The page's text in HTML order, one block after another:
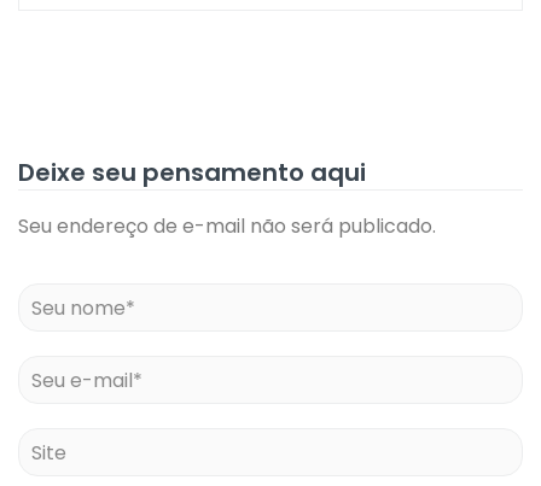
Deixe seu pensamento aqui
Seu endereço de e-mail não será publicado.